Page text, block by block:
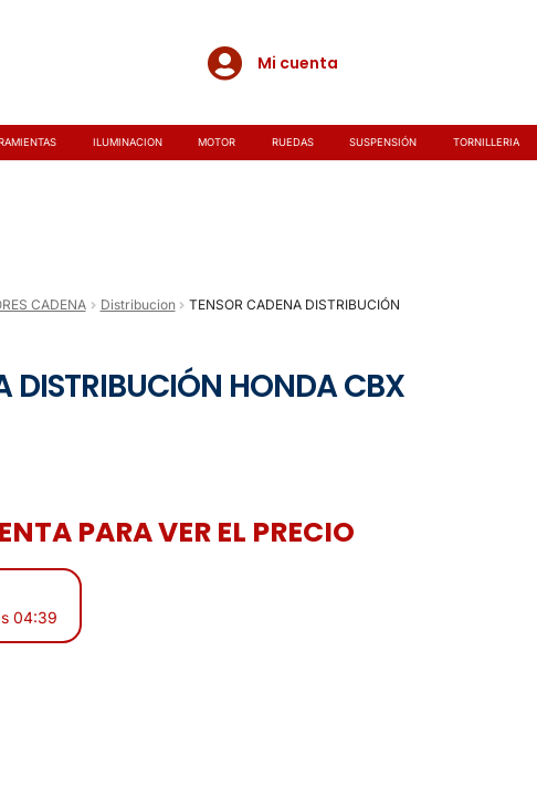
Mi cuenta
ILUMINACION MOTOR RUEDAS SUSPENSIÓN TORNILLERIA
CADENA Distribucion
TENSOR CADENA DISTRIBUCIÓN
DISTRIBUCIÓN HONDA CBX
PARA VER EL PRECIO
04:39